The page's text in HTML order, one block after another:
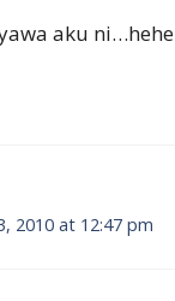
aku ni…hehe
2010 at 12:47 pm